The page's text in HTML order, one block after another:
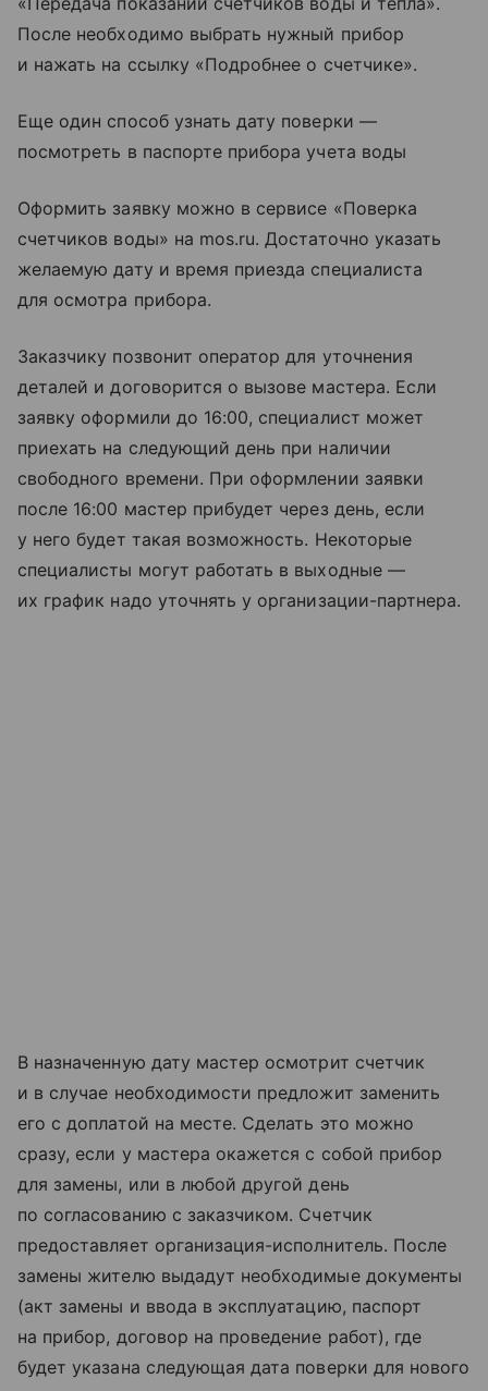
После необходимо выбрать нужный прибор
и нажать на ссылку «Подробнее о счетчике».
Еще один способ узнать дату поверки —
посмотреть в паспорте прибора учета воды
Оформить заявку можно в сервисе «Поверка
счетчиков воды» на mos.ru. Достаточно указать
желаемую дату и время приезда специалиста
для осмотра прибора.
Заказчику позвонит оператор для уточнения
деталей и договорится о вызове мастера. Если
заявку оформили до 16:00, специалист может
приехать на следующий день при наличии
свободного времени. При оформлении заявки
после 16:00 мастер прибудет через день, если
у него будет такая возможность. Некоторые
специалисты могут работать в выходные —
их график надо уточнять у организации-партнера.
В назначенную дату мастер осмотрит счетчик
и в случае необходимости предложит заменить
его с доплатой на месте. Сделать это можно
сразу, если у мастера окажется с собой прибор
для замены, или в любой другой день
по согласованию с заказчиком. Счетчик
предоставляет организация-исполнитель. После
замены жителю выдадут необходимые документы
(акт замены и ввода в эксплуатацию, паспорт
на прибор, договор на проведение работ), где
будет указана следующая дата поверки для нового